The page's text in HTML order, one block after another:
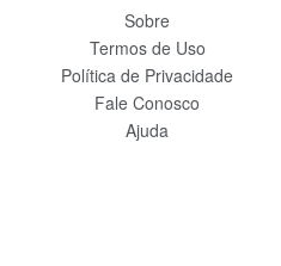
Sobre
Termos de Uso
Política de Privacidade
Fale Conosco
Ajuda